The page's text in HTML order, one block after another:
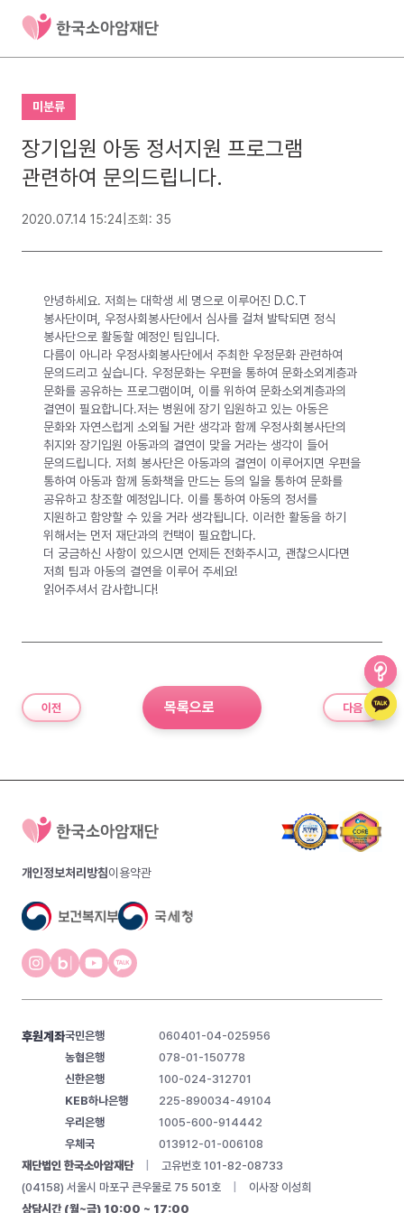
미분류
장기입원 아동 정서지원 프로그램
관련하여 문의드립니다.
2020.07.14 15:24 조회: 35
안녕하세요. 저희는 대학생 세 명으로 이루어진 D.C.T
봉사단이며, 우정사회봉사단에서 심사를 걸쳐 발탁되면 정식
봉사단으로 활동할 예정인 팀입니다.
다름이 아니라 우정사회봉사단에서 주최한 우정문화 관련하여
문의드리고 싶습니다. 우정문화는 우편을 통하여 문화소외계층과
문화를 공유하는 프로그램이며, 이를 위하여 문화소외계층과의
결연이 필요합니다.저는 병원에 장기 입원하고 있는 아동은
문화와 자연스럽게 소외될 거란 생각과 함께 우정사회봉사단의
취지와 장기입원 아동과의 결연이 맞을 거라는 생각이 들어
문의드립니다. 저희 봉사단은 아동과의 결연이 이루어지면 우편을
통하여 아동과 함께 동화책을 만드는 등의 일을 통하여 문화를
공유하고 창조할 예정입니다. 이를 통하여 아동의 정서를
지원하고 함양할 수 있을 거라 생각됩니다. 이러한 활동을 하기
위해서는 먼저 재단과의 컨택이 필요합니다.
더 궁금하신 사항이 있으시면 언제든 전화주시고, 괜찮으시다면
저희 팀과 아동의 결연을 이루어 주세요!
읽어주셔서 감사합니다!
이전 목록으로 다음
개인정보처리방침이용약관
재단법인 한국소아암재단
고유번호 101-82-08733
(04158) 서울시 마포구 큰우물로 75 501호
이사장 이성희
상담시간 (월~금) 10:00 ~ 17:00
후원계좌국민은행
060401-04-025956
농협은행
078-01-150778
신한은행
100-024-312701
KEB하나은행
225-890034-49104
우리은행
1005-600-914442
우체국
013912-01-006108